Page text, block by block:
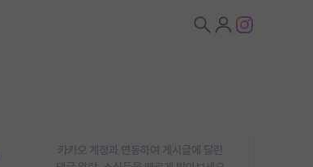
카카오 계정과 연동하여 게시글에 달린